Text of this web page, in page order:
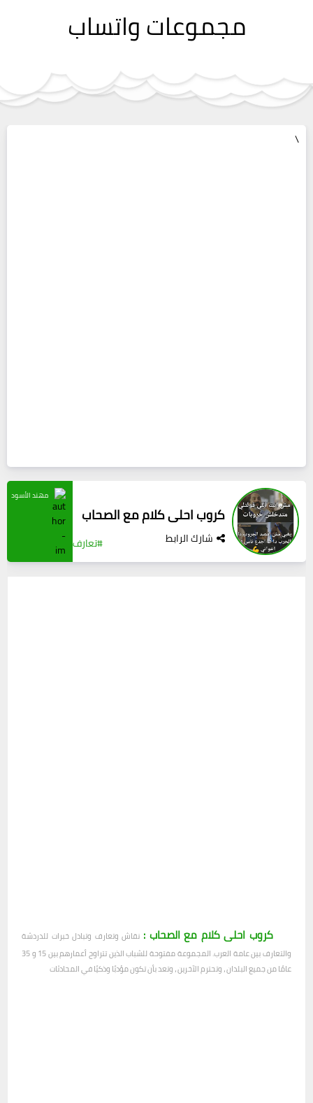
مجموعات واتساب
\
كروب احلى كلام مع الصحاب
شارك الرابط #تعارف
مهند الأسود
كروب احلى كلام مع الصحاب : نقاش وتعارف وتبادل خبرات للدردشة
والتعارف بين عامة العرب. المجموعة مفتوحة للشباب الذين تتراوح أعمارهم بين 15 و 35
عامًا من جميع البلدان ، وتحترم الآخرين ، وتعد بأن تكون مؤدبًا وذكيًا في المحادثات